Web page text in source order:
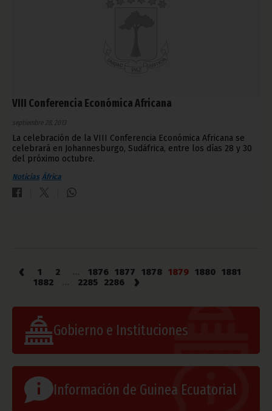
VIII Conferencia Económica Africana
septiembre 28, 2013
La celebración de la VIII Conferencia Económica Africana se
celebrará en Johannesburgo, Sudáfrica, entre los días 28 y 30
del próximo octubre.
Noticias África
‹ 1 2 1876 1877 1878 1879 1880 1881
1882
2285 2286 ›
Gobierno e Instituciones
Información de Guinea Ecuatorial